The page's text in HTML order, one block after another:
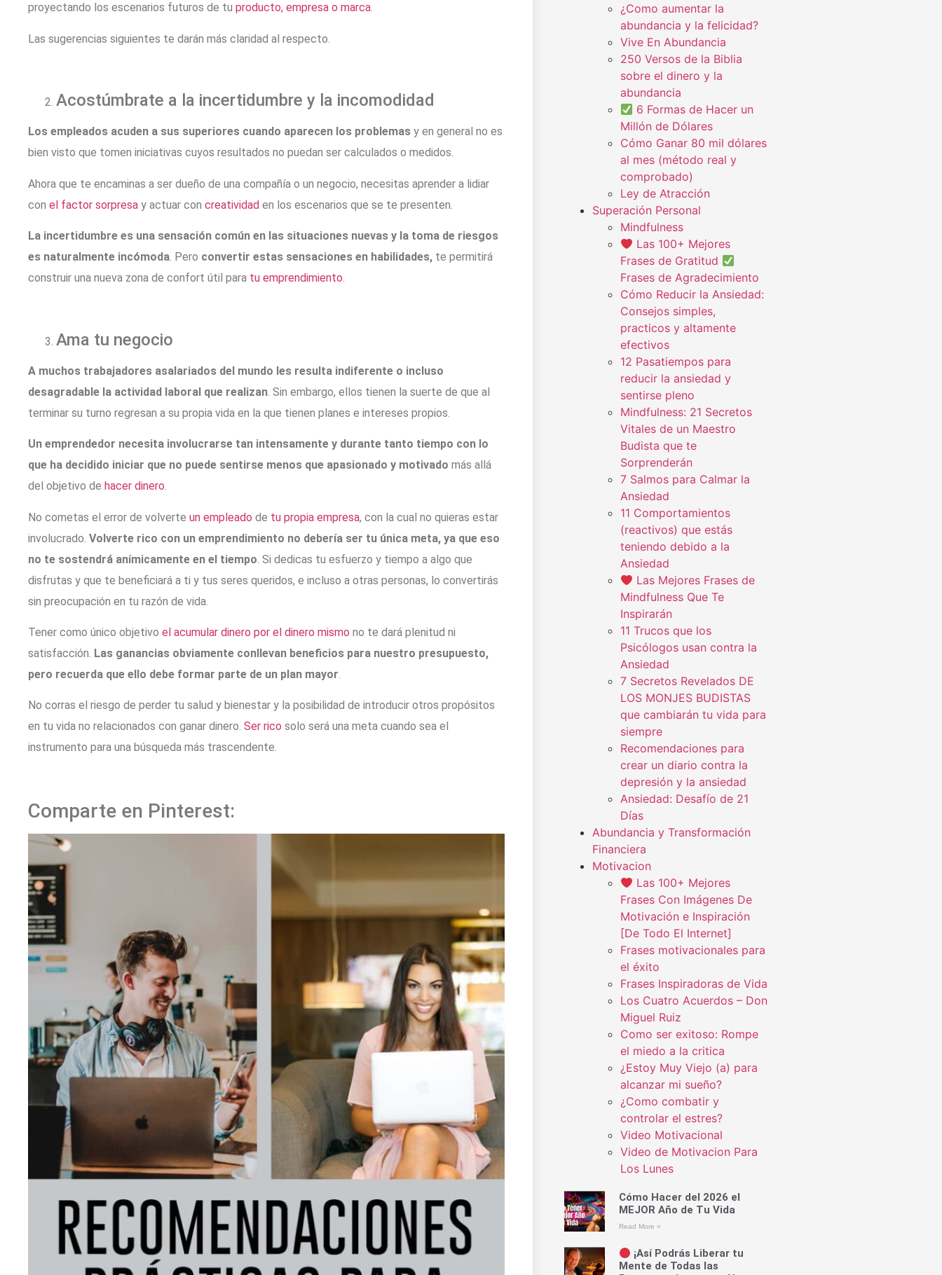
proyectando los escenarios futuros de tu producto, empresa o marca.
Las sugerencias siguientes te darán más claridad al respecto.
Acostúmbrate a la incertidumbre y la incomodidad
Los empleados acuden a sus superiores cuando aparecen los problemas y en general no es
bien visto que tomen iniciativas cuyos resultados no puedan ser calculados o medidos.
Ahora que te encaminas a ser dueño de una compañía o un negocio, necesitas aprender a lidiar
con el factor sorpresa y actuar con creatividad en los escenarios que se te presenten.
La incertidumbre es una sensación común en las situaciones nuevas y la toma de riesgos
es naturalmente incómoda. Pero convertir estas sensaciones en habilidades, te permitirá
construir una nueva zona de confort útil para tu emprendimiento.
Ama tu negocio
A muchos trabajadores asalariados del mundo les resulta indiferente o incluso
desagradable la actividad laboral que realizan. Sin embargo, ellos tienen la suerte de que al
terminar su turno regresan a su propia vida en la que tienen planes e intereses propios.
Un emprendedor necesita involucrarse tan intensamente y durante tanto tiempo con lo
que ha decidido iniciar que no puede sentirse menos que apasionado y motivado más allá
del objetivo de hacer dinero.
No cometas el error de volverte un empleado de tu propia empresa, con la cual no quieras estar
involucrado. Volverte rico con un emprendimiento no debería ser tu única meta, ya que eso
no te sostendrá anímicamente en el tiempo . Si dedicas tu esfuerzo y tiempo a algo que
disfrutas y que te beneficiará a ti y tus seres queridos, e incluso a otras personas, lo convertirás
sin preocupación en tu razón de vida.
Tener como único objetivo el acumular dinero por el dinero mismo no te dará plenitud ni
satisfacción. Las ganancias obviamente conllevan beneficios para nuestro presupuesto,
pero recuerda que ello debe formar parte de un plan mayor.
No corras el riesgo de perder tu salud y bienestar y la posibilidad de introducir otros propósitos
en tu vida no relacionados con ganar dinero. Ser rico solo será una meta cuando sea el
instrumento para una búsqueda más trascendente.
Comparte en Pinterest:
¿Como aumentar la
abundancia y la felicidad?
Vive En Abundancia
250 Versos de la Biblia
sobre el dinero y la
abundancia
6 Formas de Hacer un
Millón de Dólares
Cómo Ganar 80 mil dólares
al mes (método real y
comprobado)
Ley de Atracción
Superación Personal
Mindfulness
Las 100+ Mejores
Frases de Gratitud
Frases de Agradecimiento
Cómo Reducir la Ansiedad:
Consejos simples,
practicos y altamente
efectivos
12 Pasatiempos para
reducir la ansiedad y
sentirse pleno
Mindfulness: 21 Secretos
Vitales de un Maestro
Budista que te
Sorprenderán
7 Salmos para Calmar la
Ansiedad
11 Comportamientos
(reactivos) que estás
teniendo debido a la
Ansiedad
Las Mejores Frases de
Mindfulness Que Te
Inspirarán
11 Trucos que los
Psicólogos usan contra la
Ansiedad
7 Secretos Revelados DE
LOS MONJES BUDISTAS
que cambiarán tu vida para
siempre
Recomendaciones para
crear un diario contra la
depresión y la ansiedad
Ansiedad: Desafío de 21
Días
Abundancia y Transformación
Financiera
Motivacion
Las 100+ Mejores
Frases Con Imágenes De
Motivación e Inspiración
[De Todo El Internet]
Frases motivacionales para
el éxito
Frases Inspiradoras de Vida
Los Cuatro Acuerdos – Don
Miguel Ruiz
Como ser exitoso: Rompe
el miedo a la critica
¿Estoy Muy Viejo (a) para
alcanzar mi sueño?
¿Como combatir y
controlar el estres?
Video Motivacional
Video de Motivacion Para
Los Lunes
Cómo Hacer del 2026 el
MEJOR Año de Tu Vida
Read More »
¡Así Podrás Liberar tu
Mente de Todas las